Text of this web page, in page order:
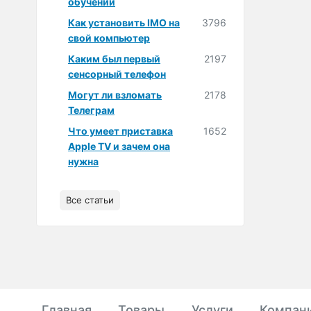
Как установить IMO на
свой компьютер
3796
Каким был первый
сенсорный телефон
2197
Могут ли взломать
Телеграм
2178
Что умеет приставка
Apple TV и зачем она
нужна
1652
Все статьи